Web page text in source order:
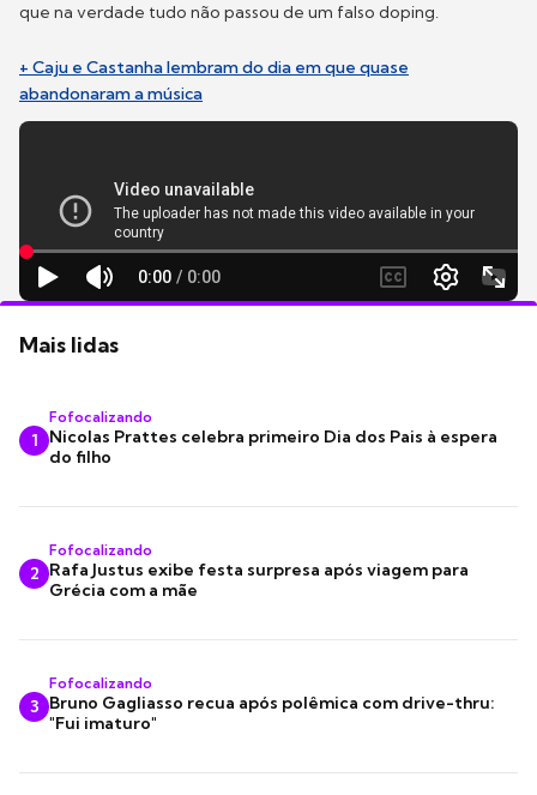
que na verdade tudo não passou de um falso doping.
+ Caju e Castanha lembram do dia em que quase
abandonaram a música
Mais lidas
1
Fofocalizando
Nicolas Prattes celebra primeiro Dia dos Pais à espera
do filho
2
Fofocalizando
Rafa Justus exibe festa surpresa após viagem para
Grécia com a mãe
3
Fofocalizando
Bruno Gagliasso recua após polêmica com drive-thru:
"Fui imaturo"